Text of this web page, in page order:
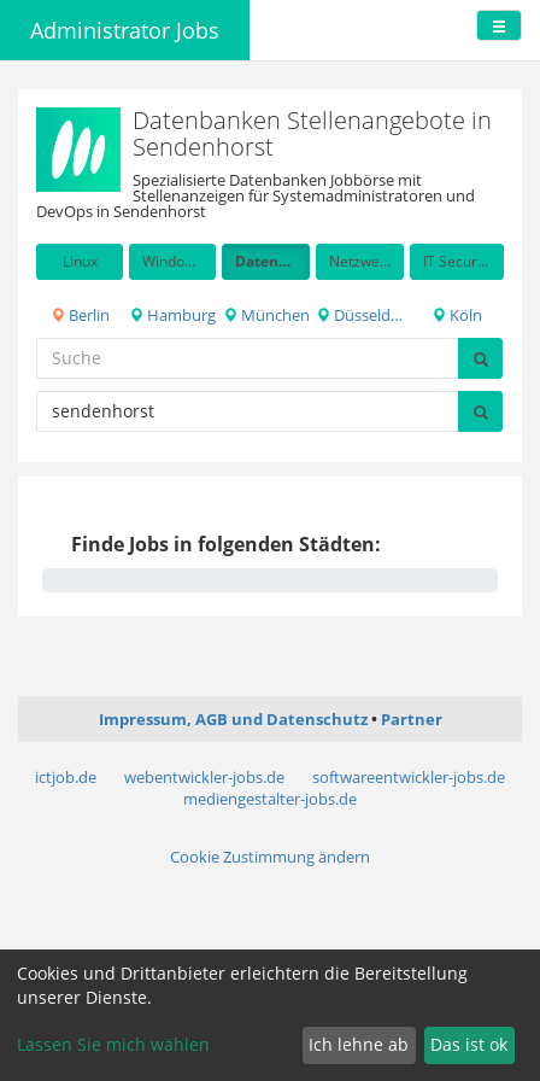
Administrator Jobs
Datenbanken Stellenangebote in
Sendenhorst
Spezialisierte Datenbanken Jobbörse mit
Stellenanzeigen für Systemadministratoren und
DevOps in Sendenhorst
Linux Windows Server Datenbanken Netzwerkadministration IT Security / Auditing
Berlin Hamburg München Düsseldorf Köln
Finde Jobs in folgenden Städten:
Impressum, AGB und Datenschutz Partner
ictjob.de webentwickler-jobs.de
softwareentwickler-jobs.de
mediengestalter-jobs.de
Cookie Zustimmung ändern
Cookies und Drittanbieter erleichtern die Bereitstellung
unserer Dienste.
Lassen Sie mich wählen Ich lehne ab Das ist ok